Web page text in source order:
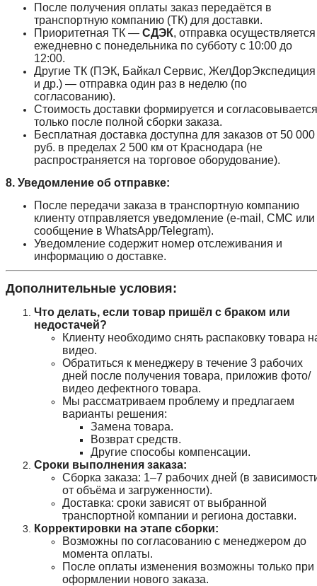
После получения оплаты заказ передаётся в
транспортную компанию (ТК) для доставки.
Приоритетная ТК — СДЭК, отправка осуществляется
ежедневно с понедельника по субботу с 10:00 до
12:00.
Другие ТК (ПЭК, Байкал Сервис, ЖелДорЭкспедиция
и др.) — отправка один раз в неделю (по
согласованию).
Стоимость доставки формируется и согласовывается
только после полной сборки заказа.
Бесплатная доставка доступна для заказов от 50 000
руб. в пределах 2 500 км от Краснодара (не
распространяется на торговое оборудование).
8. Уведомление об отправке:
После передачи заказа в транспортную компанию
клиенту отправляется уведомление (e-mail, СМС или
сообщение в WhatsApp/Telegram).
Уведомление содержит номер отслеживания и
информацию о доставке.
Дополнительные условия:
Что делать, если товар пришёл с браком или
недостачей?
Клиенту необходимо снять распаковку товара
видео.
Обратиться к менеджеру в течение 3 рабочих
дней после получения товара, приложив фото/
видео дефектного товара.
Мы рассматриваем проблему и предлагаем
варианты решения:
Замена товара.
Возврат средств.
Другие способы компенсации.
Сроки выполнения заказа:
Сборка заказа: 1–7 рабочих дней (в
от объёма и загруженности).
Доставка: сроки зависят от выбранной
транспортной компании и региона доставки.
Корректировки на этапе сборки:
Возможны по согласованию с менеджером до
момента оплаты.
После оплаты изменения возможны только при
оформлении нового заказа.